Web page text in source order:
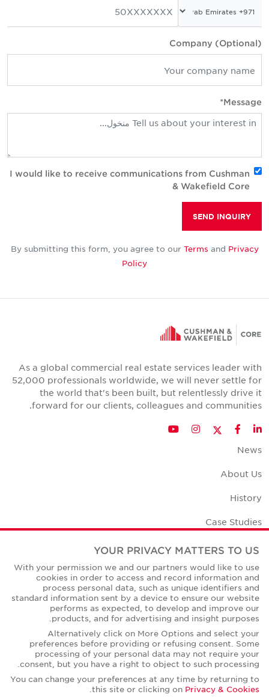
Company (Optional)
Message*
I would like to receive communications from Cushman
& Wakefield Core
SEND INQUIRY
By submitting this form, you agree to our Terms and Privacy
Policy
As a global commercial real estate services leader with
52,000 professionals worldwide, we will never settle for
the world that's been built, but relentlessly drive it
forward for our clients, colleagues and communities.
LinkedIn
Facebook
Twitter
Instagram
YouTube
News
About Us
History
Case Studies
Office Space Calculator
Careers
Contact Us
Office Locations
Corporate Social Responsibility
YOUR PRIVACY MATTERS TO US
With your permission we and our partners would like to use
cookies in order to access and record information and
process personal data, such as unique identifiers and
standard information sent by a device to ensure our website
performs as expected, to develop and improve our
products, and for advertising and insight purposes.
Alternatively click on More Options and select your
preferences before providing or refusing consent. Some
processing of your personal data may not require your
consent, but you have a right to object to such processing.
You can change your preferences at any time by returning to
this site or clicking on Privacy & Cookies